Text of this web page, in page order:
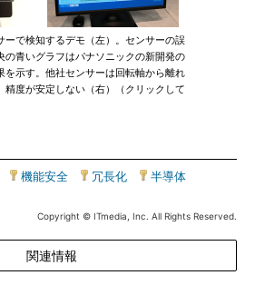
ーで検知するデモ（左）。センサーの誤
の青いグラフはパナソニックの新開発の
を示す。他社センサーは回転軸から離れ
精度が安定しない（右）（クリックして
機能安全 冗長化 半導体
Copyright © ITmedia, Inc. All Rights Reserved.
関連情報